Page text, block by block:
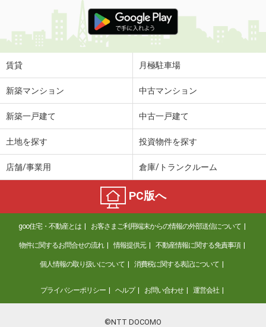
賃貸 月極駐車場
新築マンション 中古マンション
新築一戸建て 中古一戸建て
土地を探す 投資物件を探す
店舗/事業用 倉庫/トランクルーム
PC版へ
goo住宅・不動産とは お客さまご利用端末からの情報の外部送信について
物件に関するお問合せの流れ 情報提供元 不動産情報に関する免責事項
個人情報の取り扱いについて 消費税に関する表記について
プライバシーポリシー ヘルプ お問い合わせ 運営会社
©NTT DOCOMO